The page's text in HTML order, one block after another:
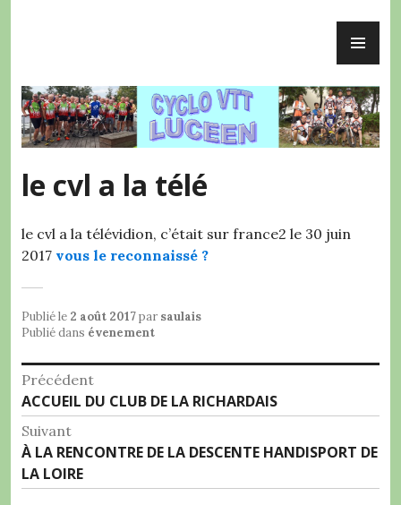
le cvl a la télé
le cvl a la télévidion, c’était sur france2 le 30 juin
2017 vous le reconnaissé ?
Publié le 2 août 2017par saulais
Publié dans évenement
Navigation
de
l’article
Précédent
Article
précédent :
ACCUEIL DU CLUB DE LA RICHARDAIS
Suivant
Article
Suivant:
À LA RENCONTRE DE LA DESCENTE HANDISPORT DE
LA LOIRE